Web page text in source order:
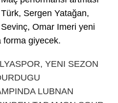
Sergen Yatağan,
Omar Imeri yeni
forma giyecek.